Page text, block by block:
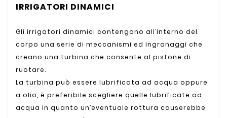
IRRIGATORI DINAMICI
Gli irrigatori dinamici contengono all’interno del
corpo una serie di meccanismi ed ingranaggi che
creano una turbina che consente al pistone di
ruotare.
La turbina può essere lubrificata ad acqua oppure
a olio, è preferibile scegliere quelle lubrificate ad
acqua in quanto un’eventuale rottura causerebbe